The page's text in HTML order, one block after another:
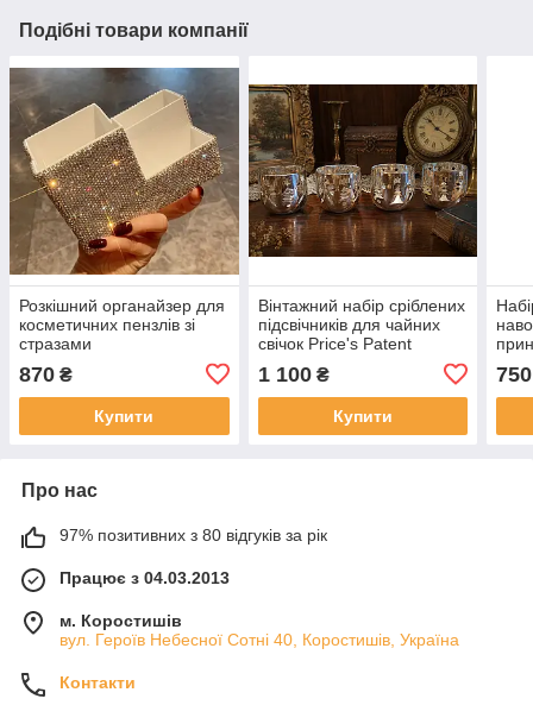
Подібні товари компанії
Розкішний органайзер для
косметичних пензлів зі
стразами
870 ₴
Купити
Вінтажний набір сріблених
підсвічників для чайних
свічок Price's Patent
Candles Ltd, 4 шт., 4 × 5 см
1 100₴
Купити
750
Про нас
97% позитивних з 80 відгуків за рік
Працює з 04.03.2013
м. Коростишів
вул. Героїв Небесної Сотні 40, Коростишів, Україна
Контакти